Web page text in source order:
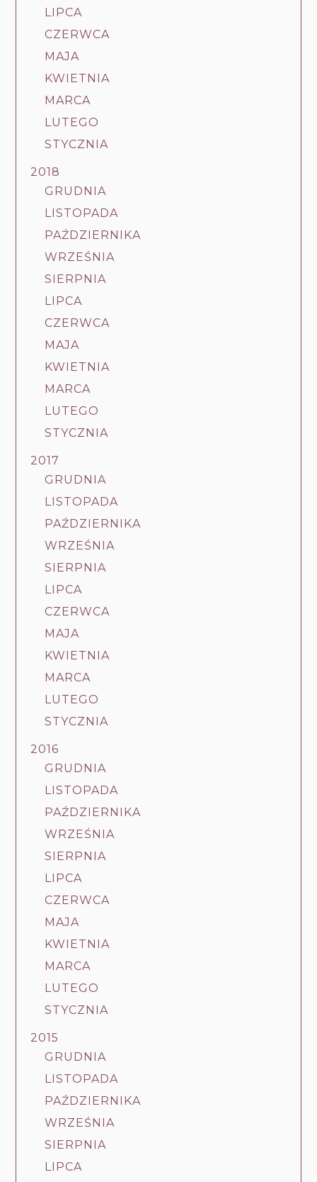
LIPCA
CZERWCA
MAJA
KWIETNIA
MARCA
LUTEGO
STYCZNIA
2018
GRUDNIA
LISTOPADA
PAŹDZIERNIKA
WRZEŚNIA
SIERPNIA
LIPCA
CZERWCA
MAJA
KWIETNIA
MARCA
LUTEGO
STYCZNIA
2017
GRUDNIA
LISTOPADA
PAŹDZIERNIKA
WRZEŚNIA
SIERPNIA
LIPCA
CZERWCA
MAJA
KWIETNIA
MARCA
LUTEGO
STYCZNIA
2016
GRUDNIA
LISTOPADA
PAŹDZIERNIKA
WRZEŚNIA
SIERPNIA
LIPCA
CZERWCA
MAJA
KWIETNIA
MARCA
LUTEGO
STYCZNIA
2015
GRUDNIA
LISTOPADA
PAŹDZIERNIKA
WRZEŚNIA
SIERPNIA
LIPCA